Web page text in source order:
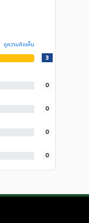
ดูความคิดเห็น
3
0
0
0
0